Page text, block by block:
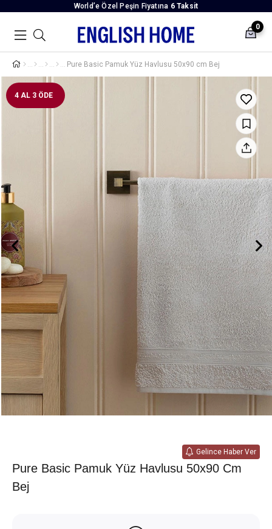
World’e Özel Peşin Fiyatına 6 Taksit
0
Pure Basic Pamuk Yüz Havlusu 50x90 cm Bej
4 AL 3 ÖDE
Gelince Haber Ver
Pure Basic Pamuk Yüz Havlusu 50x90 Cm
Bej